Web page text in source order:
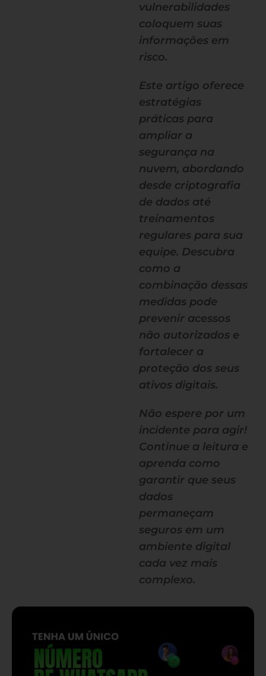
vulnerabilidades
coloquem suas
informações em
risco.
Este artigo oferece
estratégias
práticas para
ampliar a
segurança na
nuvem, abordando
desde criptografia
de dados até
treinamentos
regulares para sua
equipe. Descubra
como a
combinação dessas
medidas pode
prevenir acessos
não autorizados e
fortalecer a
proteção dos seus
ativos digitais.
Não espere por um
incidente para agir!
Continue a leitura e
aprenda como
garantir que seus
dados
permaneçam
seguros em um
ambiente digital
cada vez mais
complexo.